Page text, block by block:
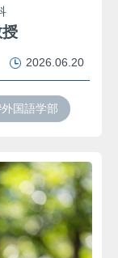
2026.06.20
国語学部